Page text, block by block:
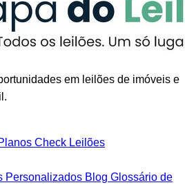
em leilões de imóveis e
Check Leilões
Personalizados Blog Glossário de